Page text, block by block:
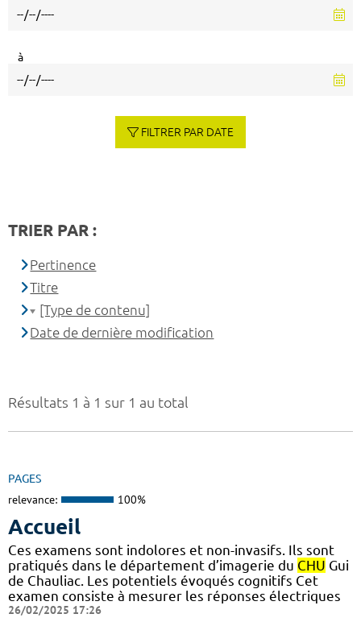
Résultats 1 à 1 sur 1 au total
PAGES
relevance: 100%
Accueil
Ces examens sont indolores et non-invasifs. Ils sont
pratiqués dans le département d’imagerie du CHU Gui
de Chauliac. Les potentiels évoqués cognitifs Cet
examen consiste à mesurer les réponses électriques
26/02/2025 17:26
à
FILTRER PAR DATE
TRIER PAR :
Pertinence
Titre
[Type de contenu]
Date de dernière modification